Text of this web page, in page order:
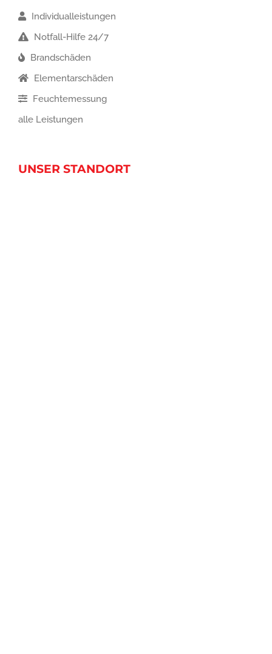
Individualleistungen
Notfall-Hilfe 24/7
Brandschäden
Elementarschäden
Feuchtemessung
alle Leistungen
UNSER STANDORT